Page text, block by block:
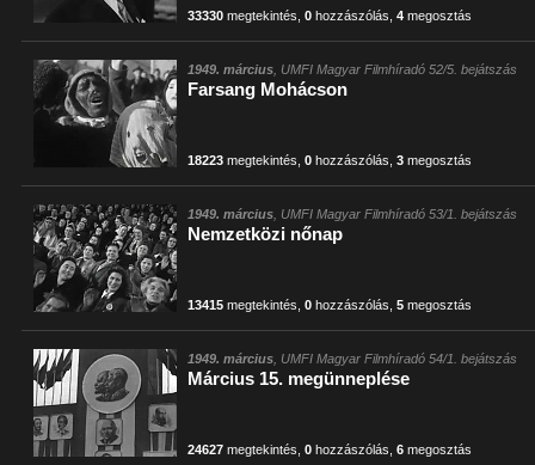
33330 megtekintés ,0 hozzászólás ,4 megosztás
1949. március , UMFI Magyar Filmhíradó 52/5. bejátszás
Farsang Mohácson
18223 megtekintés ,0 hozzászólás ,3 megosztás
1949. március , UMFI Magyar Filmhíradó 53/1. bejátszás
Nemzetközi nőnap
13415 megtekintés ,0 hozzászólás ,5 megosztás
1949. március , UMFI Magyar Filmhíradó 54/1. bejátszás
Március 15. megünneplése
24627 megtekintés ,0 hozzászólás ,6 megosztás